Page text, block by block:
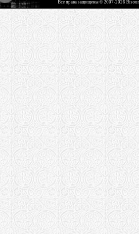
Все права защищены © 2007-2026